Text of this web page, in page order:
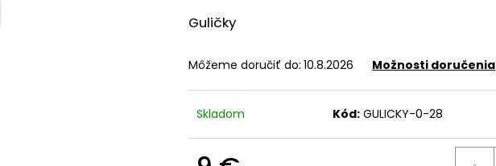
Guličky
Môžeme doručiť do: 10.8.2026 Možnosti doručenia
Skladom Kód: GULICKY-0-28